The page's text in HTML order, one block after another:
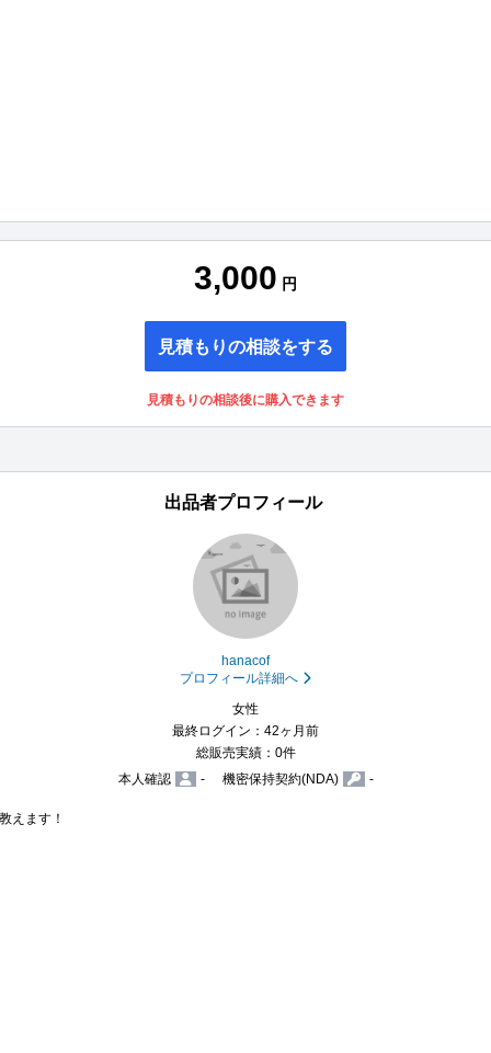
3,000 円
見積もりの相談をする
見積もりの相談後に購入できます
出品者プロフィール
hanacof
プロフィール詳細へ
女性
最終ログイン：42ヶ月前
総販売実績：0件
本人確認
- 機密保持契約(NDA) -
えます！